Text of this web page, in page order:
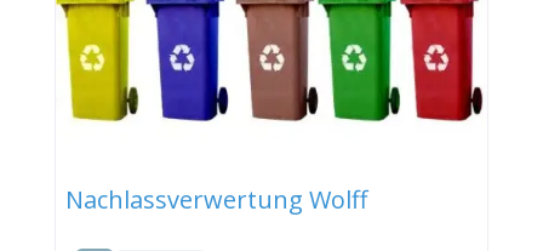
Nachlassverwertung Wolff